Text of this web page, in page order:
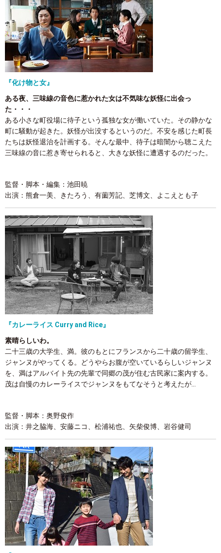
『化け物と女』
ある夜、三味線の音色に惹かれた女は不気味な妖怪に出会っ
た・・・
ある小さな町役場に待子という孤独な女が働いていた。その静かな
町に騒動が起きた。妖怪が出没するというのだ。不安を感じた町長
たちは妖怪退治を計画する。そんな最中、待子は暗闇から聴こえた
三味線の音に惹き寄せられると、大きな妖怪に遭遇するのだった。
監督・脚本・編集：池田暁
出演：熊倉一美、きたろう、有薗芳記、芝博文、よこえとも子
『カレーライス Curry and Rice』
素晴らしいわ。
二十三歳の大学生、満。彼のもとにフランスから二十歳の留学生、
ジャンヌがやってくる。どうやらお腹が空いているらしいジャンヌ
を、満はアルバイト先の先輩で同郷の茂が住む古民家に案内する。
茂は自慢のカレーライスでジャンヌをもてなそうと考えたが…
監督・脚本：奥野俊作
出演：井之脇海、安藤ニコ、松浦祐也、矢柴俊博、岩谷健司